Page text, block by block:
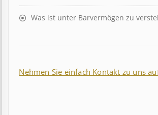
Was ist unter Barvermögen zu
Nehmen Sie einfach Kontakt zu uns